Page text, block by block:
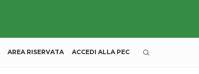
AREA RISERVATA ACCEDI ALLA PEC